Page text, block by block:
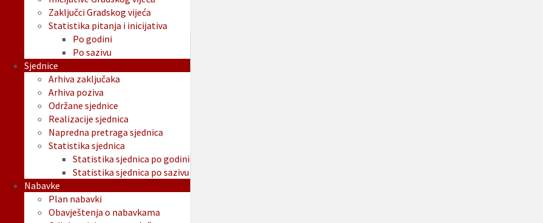
Zaključci Gradskog vijeća
Statistika pitanja i inicijativa
Po godini
Po sazivu
Sjednice
Arhiva zaključaka
Arhiva poziva
Održane sjednice
Realizacije sjednica
Napredna pretraga sjednica
Statistika sjednica
Statistika sjednica po godini
Statistika sjednica po sazivu
Nabavke
Plan nabavki
Obavještenja o nabavkama